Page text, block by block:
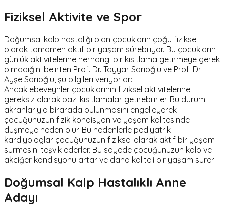
Fiziksel Aktivite ve Spor
Doğumsal kalp hastalığı olan çocukların çoğu fiziksel
olarak tamamen aktif bir yaşam sürebiliyor. Bu çocukların
günlük aktivitelerine herhangi bir kısıtlama getirmeye gerek
olmadığını belirten Prof. Dr. Tayyar Sarıoğlu ve Prof. Dr.
Ayşe Sarıoğlu, şu bilgileri veriyorlar:
Ancak ebeveynler çocuklarının fiziksel aktivitelerine
gereksiz olarak bazı kısıtlamalar getirebilirler. Bu durum
akranlarıyla birarada bulunmasını engelleyerek
çocuğunuzun fizik kondisyon ve yaşam kalitesinde
düşmeye neden olur. Bu nedenlerle pediyatrik
kardiyologlar çocuğunuzun fiziksel olarak aktif bir yaşam
sürmesini teşvik ederler. Bu sayede çocuğunuzun kalp ve
akciğer kondisyonu artar ve daha kaliteli bir yaşam sürer.
Doğumsal Kalp Hastalıklı Anne
Adayı